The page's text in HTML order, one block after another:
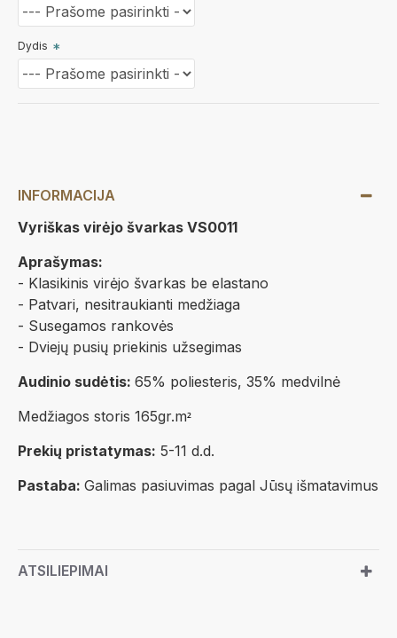
Dydis
INFORMACIJA
Vyriškas virėjo švarkas VS0011
Aprašymas:
- Klasikinis virėjo švarkas be elastano
- Patvari, nesitraukianti medžiaga
- Susegamos rankovės
- Dviejų pusių priekinis užsegimas
Audinio sudėtis: 65% poliesteris, 35% medvilnė
Medžiagos storis 165gr.m²
Prekių pristatymas: 5-11 d.d.
Pastaba: Galimas pasiuvimas pagal Jūsų išmatavimus
ATSILIEPIMAI